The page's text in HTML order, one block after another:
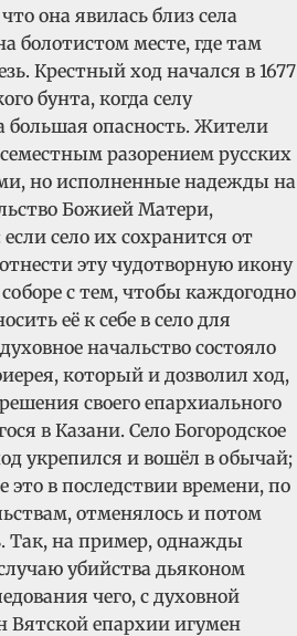
она явилась близ села
болотистом месте, где там
Крестный ход начался в 1677
бунта, когда селу
большая опасность. Жители
разорением русских
но исполненные надежды на
Божией Матери,
село их сохранится от
эту чудотворную икону
с тем, чтобы каждогодно
её к себе в село для
начальство состояло
который и дозволил ход,
своего епархиального
в Казани. Село Богородское
укрепился и вошёл в обычай;
в последствии времени, по
отменялось и потом
Так, на пример, однажды
убийства дьяконом
чего, с духовной
Вятской епархии игумен